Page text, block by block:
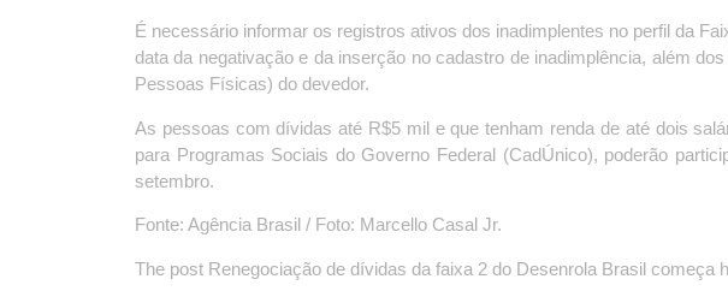
É necessário informar os registros ativos dos inadimplentes no perfil da
data da negativação e da inserção no cadastro de inadimplência, além
Pessoas Físicas) do devedor.
As pessoas com dívidas até R$5 mil e que tenham renda de até dois
para Programas Sociais do Governo Federal (CadÚnico), poderão
setembro.
Fonte: Agência Brasil / Foto: Marcello Casal Jr.
The post Renegociação de dívidas da faixa 2 do Desenrola Brasil começa